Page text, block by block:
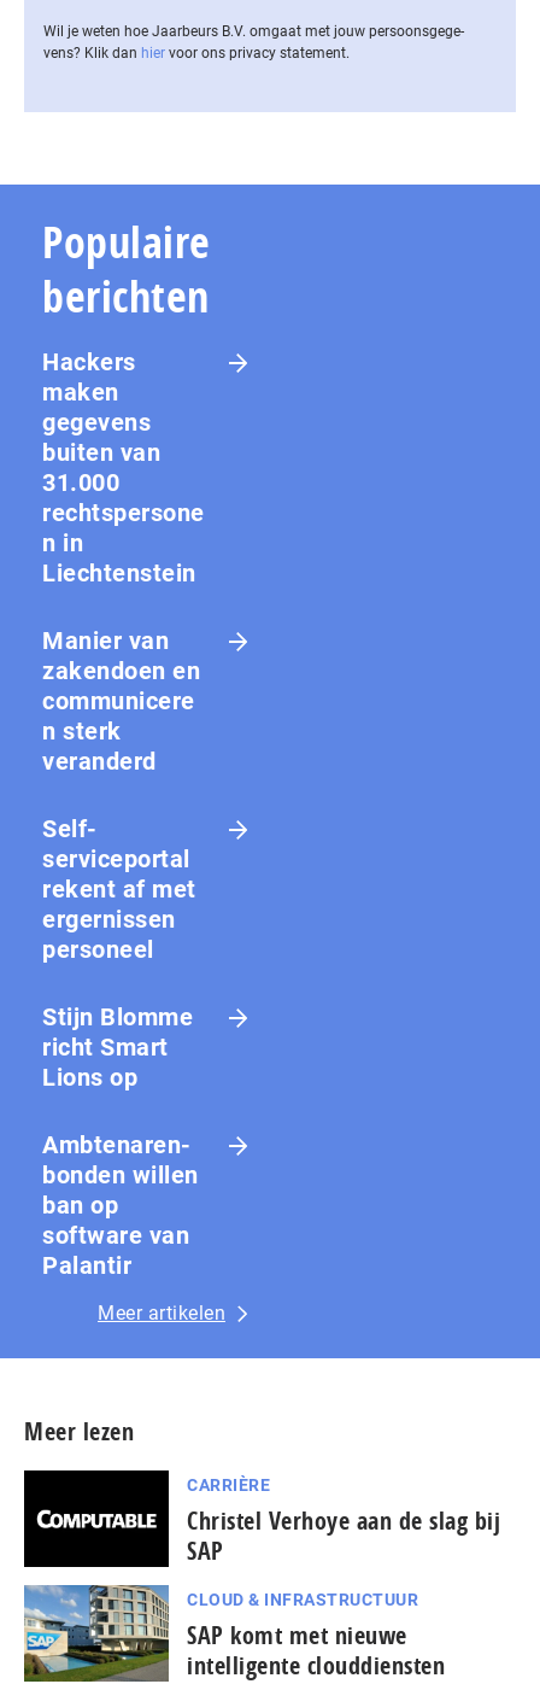
Wil je weten hoe Jaarbeurs B.V. omgaat met jouw per­soons­ge­ge­
vens? Klik dan hier voor ons privacy statement.
Populaire
berichten
Hackers
maken
gegevens
buiten van
31.000
rechtspersone
n in
Liechtenstein
Manier van
zakendoen en
communicere
n sterk
veranderd
Self-
serviceportal
rekent af met
ergernissen
personeel
Stijn Blomme
richt Smart
Lions op
Amb­te­na­ren­
bon­den willen
ban op
software van
Palantir
Meer artikelen
Meer lezen
CARRIÈRE
Christel Verhoye aan de slag bij
SAP
CLOUD & INFRASTRUCTUUR
SAP komt met nieuwe
intelligente clouddiensten